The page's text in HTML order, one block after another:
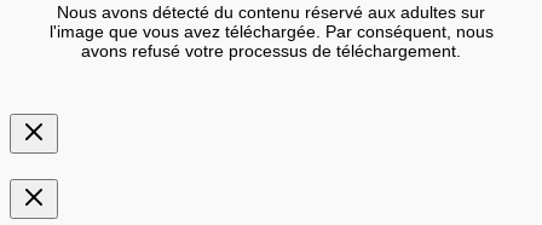
Nous avons détecté du contenu réservé aux adultes sur
l'image que vous avez téléchargée. Par conséquent, nous
avons refusé votre processus de téléchargement.